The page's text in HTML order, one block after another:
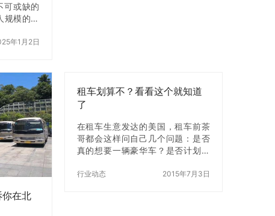
可或缺的
规模的出
的关键。
提供全面
大巴车的
巴车属于
和大型大
配置合理
车租赁费
车型的租
人座大巴
/1…
年1月2日
你在北
租车划算不？看看这个就知道
了
在租车生意发达的美国，租车前茶
哥都会这样问自己几个问题：是否
真的想要一辆豪华车？是否计划在
保？你是否讨厌复杂的购车流程？
行业动态 2015年7月3日